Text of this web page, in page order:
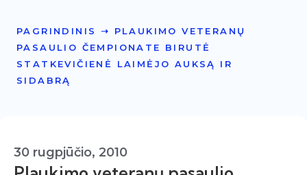
PAGRINDINIS ➝ PLAUKIMO VETERANŲ
PASAULIO ČEMPIONATE BIRUTĖ
STATKEVIČIENĖ LAIMĖJO AUKSĄ IR
SIDABRĄ
30 rugpjūčio, 2010